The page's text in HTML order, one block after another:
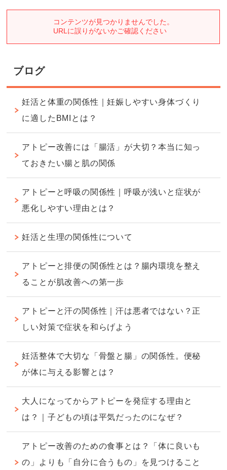
ブログ
妊活と体重の関係性｜妊娠しやすい身体づくり
に適したBMIとは？
アトピー改善には「腸活」が大切？本当に知っ
ておきたい腸と肌の関係
アトピーと呼吸の関係性｜呼吸が浅いと症状が
悪化しやすい理由とは？
妊活と生理の関係性について
アトピーと排便の関係性とは？腸内環境を整え
ることが肌改善への第一歩
アトピーと汗の関係性｜汗は悪者ではない？正
しい対策で症状を和らげよう
妊活整体で大切な「骨盤と腸」の関係性。便秘
が体に与える影響とは？
大人になってからアトピーを発症する理由と
は？｜子どもの頃は平気だったのになぜ？
アトピー改善のための食事とは？「体に良いも
の」よりも「自分に合うもの」を見つけること